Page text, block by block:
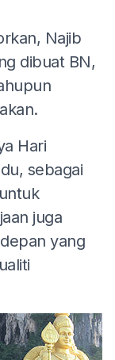
Najib
dibuat BN,
Hari
sebagai
juga
yang